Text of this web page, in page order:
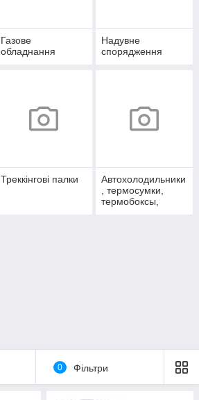
Газове
обладнання
Надувне
спорядження
Треккінгові палки
Автохолодильники
, термосумки,
термобоксы,
0 Фільтри